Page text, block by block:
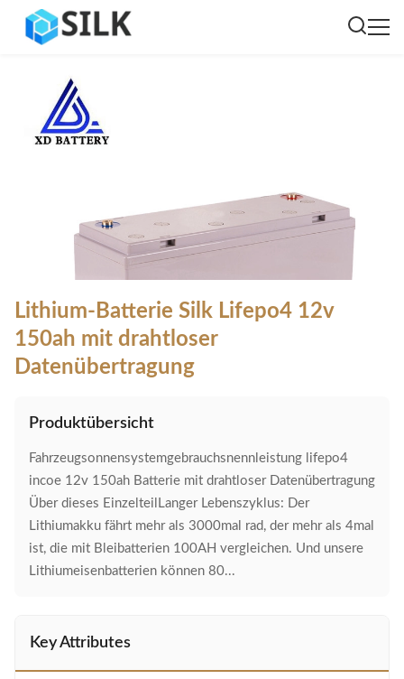
Lithium-Batterie Silk Lifepo4 12v
150ah mit drahtloser
Datenübertragung
Produktübersicht
Fahrzeugsonnensystemgebrauchsnennleistung lifepo4
incoe 12v 150ah Batterie mit drahtloser Datenübertragung
Über dieses EinzelteilLanger Lebenszyklus: Der
Lithiumakku fährt mehr als 3000mal rad, der mehr als 4mal
ist, die mit Bleibatterien 100AH vergleichen. Und unsere
Lithiumeisenbatterien können 80...
Key Attributes